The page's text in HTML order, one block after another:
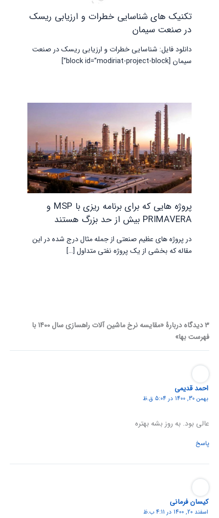
تکنیک های شناسایی خطرات و ارزیابی ریسک
در صنعت سیمان
دانلود فایل: شناسایی خطرات و ارزیابی ریسک در صنعت
سیمان [block id=”modiriat-project-block”]
پروژه هایی که برای برنامه ریزی با MSP و
PRIMAVERA بیش از حد بزرگ هستند
در پروژه های عظیم صنعتی از جمله مثال درج شده در این
مقاله که بخشی از یک پروژه نفتی متداول […]
3 دیدگاه دربارهٔ «مقایسه نرخ ماشین آلات راهسازی سال 1400 با
فهرست بها»
احمد قدیمی
بهمن 30, 1400 در 5:04 ق.ظ
عالی بود. به روز بشه بهتره
پاسخ
کیسان فرمانی
اسفند 20, 1400 در 4:11 ب.ظ